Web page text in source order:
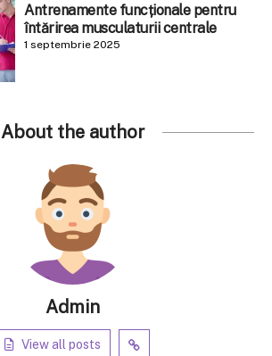
Antrenamente funcționale pentru
întărirea musculaturii centrale
1 septembrie 2025
About the author
Admin
View all posts